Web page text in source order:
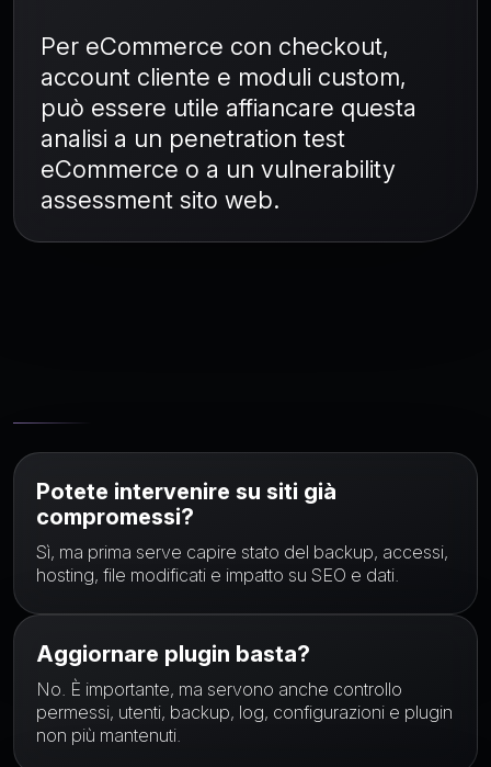
Per eCommerce con checkout,
account cliente e moduli custom,
può essere utile affiancare questa
analisi a un penetration test
eCommerce o a un vulnerability
assessment sito web.
Potete intervenire su siti già
compromessi?
Sì, ma prima serve capire stato del backup, accessi,
hosting, file modificati e impatto su SEO e dati.
Aggiornare plugin basta?
No. È importante, ma servono anche controllo
permessi, utenti, backup, log, configurazioni e plugin
non più mantenuti.